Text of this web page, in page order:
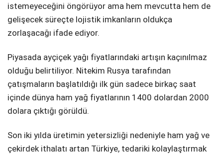
istemeyeceğini öngörüyor ama hem mevcutta hem de
gelişecek süreçte lojistik imkanların oldukça
zorlaşacağı ifade ediyor.
Piyasada ayçiçek yağı fiyatlarındaki artışın kaçınılmaz
olduğu belirtiliyor. Nitekim Rusya tarafından
çatışmaların başlatıldığı ilk gün sadece birkaç saat
içinde dünya ham yağ fiyatlarının 1400 dolardan 2000
dolara çıktığı görüldü.
Son iki yılda üretimin yetersizliği nedeniyle ham yağ ve
çekirdek ithalatı artan Türkiye, tedariki kolaylaştırmak